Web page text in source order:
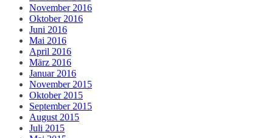
November 2016
Oktober 2016
Juni 2016
Mai 2016
April 2016
März 2016
Januar 2016
November 2015
Oktober 2015
September 2015
August 2015
Juli 2015